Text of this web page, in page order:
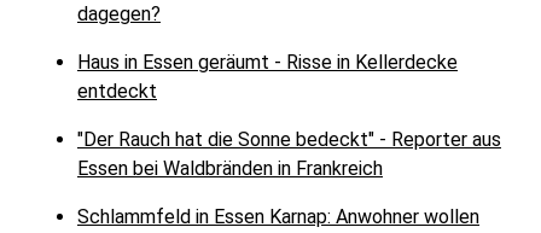
dagegen?
Haus in Essen geräumt - Risse in Kellerdecke
entdeckt
"Der Rauch hat die Sonne bedeckt" - Reporter aus
Essen bei Waldbränden in Frankreich
Schlammfeld in Essen Karnap: Anwohner wollen